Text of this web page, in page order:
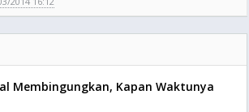
Membingungkan, Kapan Waktunya